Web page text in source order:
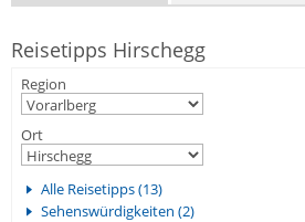
Reisetipps Hirschegg
Region
Ort
Alle Reisetipps (13)
Sehenswürdigkeiten (2)